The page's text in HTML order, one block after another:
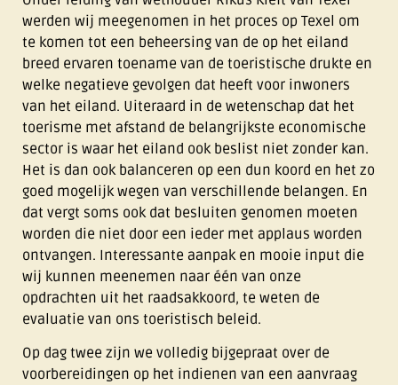
werden wij meegenomen in het proces op Texel om
te komen tot een beheersing van de op het eiland
breed ervaren toename van de toeristische drukte en
welke negatieve gevolgen dat heeft voor inwoners
van het eiland. Uiteraard in de wetenschap dat het
toerisme met afstand de belangrijkste economische
sector is waar het eiland ook beslist niet zonder kan.
Het is dan ook balanceren op een dun koord en het zo
goed mogelijk wegen van verschillende belangen. En
dat vergt soms ook dat besluiten genomen moeten
worden die niet door een ieder met applaus worden
ontvangen. Interessante aanpak en mooie input die
wij kunnen meenemen naar één van onze
opdrachten uit het raadsakkoord, te weten de
evaluatie van ons toeristisch beleid.
Op dag twee zijn we volledig bijgepraat over de
voorbereidingen op het indienen van een aanvraag